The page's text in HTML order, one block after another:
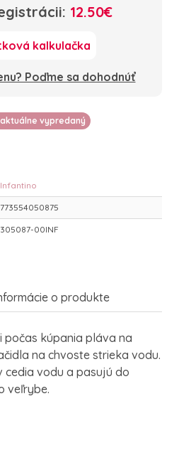
12.50€
kalkulačka
Poďme sa dohodnúť
vypredaný
Infantino
773554050875
305087-00INF
o produkte
počas kúpania pláva na
na chvoste strieka vodu.
cedia vodu a pasujú do
veľrybe.